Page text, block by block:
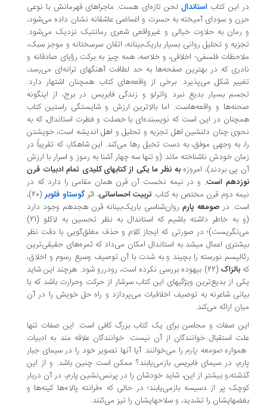
این کتاباستانداللحن تازه‌ای هست. ماجراهای قهرمانش با نوعی
و سودای آمیخته به حسرت و اغماضی عاشقانه نشان داده می‌شود،
به حلاوت خیالی و غیرواقعی شعری رمانتیک نزدیک می‌شود.
و تحلیل روانی بسیار باریک‌بینانه، اتقان سرسختانه و موجز سبک،
فلسفی- اخلاقی، و خلاصه، همه چیز به برکت رؤیای صادقانه و
که در بهترین صفحه‌ها به حد لطافت آهنگهای ترانه‌ای می‌رسد،
شکل می‌پذیرد. برخی از واقعه‌های کتاب همچنان اشتهار دارد:
بسیار بدیع نبرد واترلو و زندگی فابریس در برج، از اینگونه
و واقعه‌هاست. اما بالاترین ارزش و شایستگی راستین کتاب
در این است که نویسنده‌ای با خصلت و فطرت استاندال، که به
چنان دلنشین اهل تجزیه و تحلیل و اهل اندیشه است، خویشتن
به وجهی موفق، به دست تخیل رها می‌کند. این شاهکار، که تقریباً در
خودش ناشناخته ماند (و تنها سه چهار آشنا به رموز و اسرار با ارزش
پی بردند)، امروزه به نظر ما یکی از کتابهای کلیدی تمام ادبیات قرن
است.و در نیمه نخست آن قرن همان مقامی را دارد که در
دوم قرن مختص به کتابتربیت احساساتی، اثرگوستاو فلوبر
(20)،
درصومعه پارمروان‌شناسی باریک‌بینانه قرن هجدهم وجود دارد
(و به خاطر داشته باشیم که استاندال به نظر تحسین به لاکلو (21)‌
در صورتی که ایجاز کلام و حذف مغلق‌گویی با دقت نظر
اعمال میشد ‌به استاندال امکان می‌داد که ثمره‌های حقیقی‌ترین
نورسته را بچیند و به شدت با آن توصیف وسیع رسوم و اخلاق،
بالزاک
(22) بیهوده بررسی نکرده است، رودررو شود. هرچند این شاید
از بدیع‌ترین ویژگیهای این کتاب سرشار از حرکت وحرارت باشد که با
شاعرنه به توصیف اخلاقیات می‌پردازد و راه حل خویش را در آن
ارائه می‌کند.
صفات و محاسن برای یک کتاب بزرگ کافی است. این صفات تنها
استقبال خوانندگان از آن نیست. خوانندگان علاقه مند به ادبیات
صومعه پارمرا می‌خوانند. آیا آنها تصویر خود را در سیمای جبار
در سیمای فابریس بازمی‌یابند؟ ممکن است چنین باشد. و از این
بیشتر از این، شاید خودشان را در پرنس‌نشین پارم، در آن دربار
پر از دسیسه بازمی‌یابند؛ در حالی که «فرانته پالا»ها کینه‌ها و
را تشدید، ‌و سلاحهایشان را تیز می‌کنند.